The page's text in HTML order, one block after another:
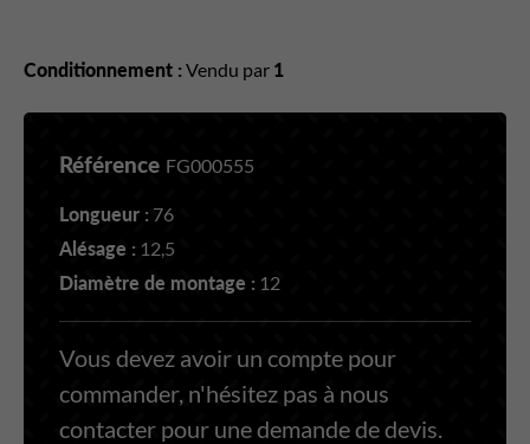
Conditionnement : Vendu par 1
Référence FG000555
Longueur : 76
Alésage : 12,5
Diamètre de montage : 12
Vous devez avoir un compte pour
commander, n'hésitez pas à nous
contacter pour une demande de devis.